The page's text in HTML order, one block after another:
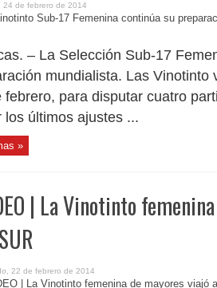
24 de febrero de 2014
– La Selección Sub-17
mundialista. Las
febrero, para disputar cuatro
los últimos ajustes ...
»
| La Vinotinto
22 de febrero de 2014